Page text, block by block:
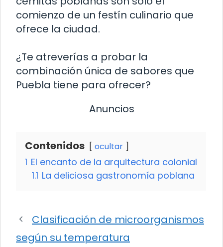
comienzo de un festín culinario que
ofrece la ciudad.
¿Te atreverías a probar la
combinación única de sabores que
Puebla tiene para ofrecer?
Anuncios
Contenidos ocultar
1 El encanto de la arquitectura colonial
1.1 La deliciosa gastronomía poblana
Clasificación de microorganismos
según su temperatura